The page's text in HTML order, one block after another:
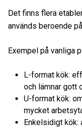
Det finns flera
används beroende
Exempel på vanliga
L-format kök:
och lämnar gott
U-format kök:
mycket
Enkelsidigt kök: